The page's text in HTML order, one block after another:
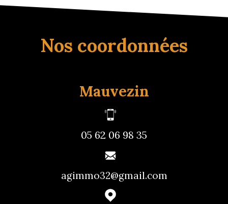
Nos coordonnées
Mauvezin
05 62 06 98 35
agimmo32@gmail.com